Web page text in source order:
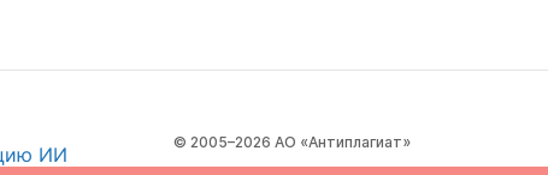
© 2005–2026 АО «Антиплагиат»